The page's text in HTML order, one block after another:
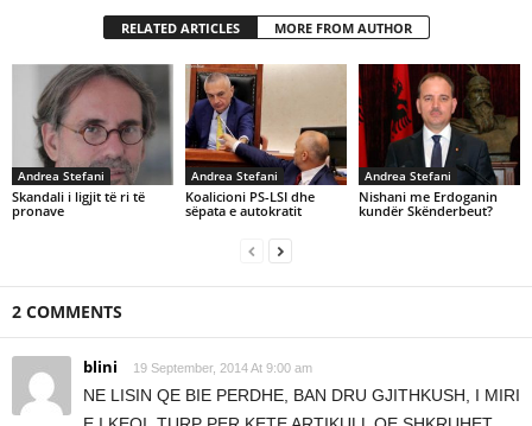
RELATED ARTICLES MORE FROM AUTHOR
Andrea Stefani
Skandali i ligjit të ri të
pronave
Andrea Stefani
Koalicioni PS-LSI dhe
sëpata e autokratit
Andrea Stefani
Nishani me Erdoganin
kundër Skënderbeut?
2 COMMENTS
blini 19 September, 2014 At 9:00 am
NE LISIN QE BIE PERDHE, BAN DRU GJITHKUSH, I MIRI